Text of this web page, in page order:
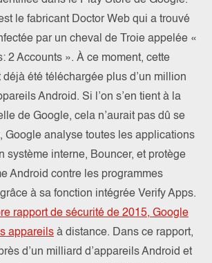
le fabricant Doctor Web qui a trouvé
par un cheval de Troie appelée «
2 Accounts ». À ce moment, cette
été téléchargée plus d’un million
Android. Si l’on s’en tient à la
de Google, cela n’aurait pas dû se
Google analyse toutes les applications
système interne, Bouncer, et protège
Android contre les programmes
à sa fonction intégrée Verify Apps.
rapport de sécurité de 2015, Google
appareils à distance. Dans ce rapport,
d’un milliard d’appareils Android et